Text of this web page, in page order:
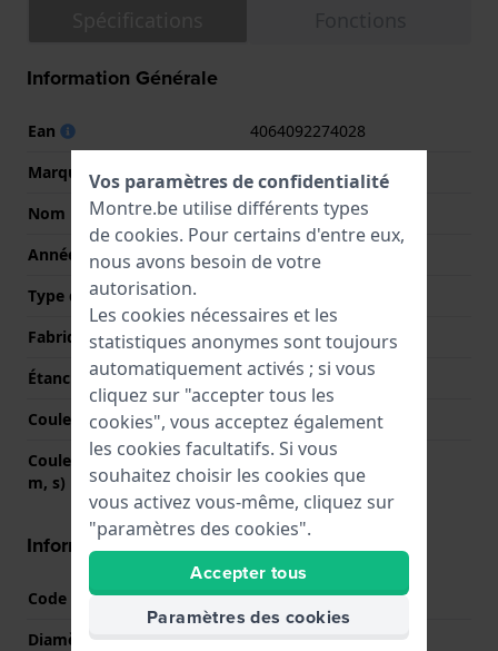
Information Générale
Ean
4064092274028
Marque
Skagen
Nom
Signatur Lille Sport
Année
2024 Printemps / Été
Type d'affichage
Fabriqué en Suisse
Non
Étanchéité
5 Bar (douche)
Couleur du cadran
Bleu
Couleurs des aiguilles (h,
m, s)
Or, Or, Blanc
Informations boîtier
Code boîtier
SKW3137
Diamètre
34 mm
Vos paramètres de confidentialité
Montre.be utilise différents types
de cookies. Pour certains d'entre eux,
nous avons besoin de votre
autorisation.
Les cookies nécessaires et les
statistiques anonymes sont toujours
automatiquement activés ; si vous
cliquez sur "accepter tous les
cookies", vous acceptez également
les cookies facultatifs. Si vous
souhaitez choisir les cookies que
vous activez vous-même, cliquez sur
"paramètres des cookies".
Accepter tous
Paramètres des cookies